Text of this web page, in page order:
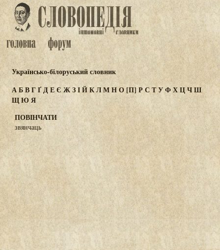
Українсько-білоруський словник
АБВГҐДЕЄ ЖЗІЙКЛМНО[П] Р С ТУФХЦЧШ
ЩЮ Я
ПОВІНЧАТИ
звянчаць